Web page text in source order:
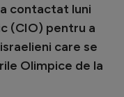
contactat luni
(CIO) pentru a
care se
Olimpice de la